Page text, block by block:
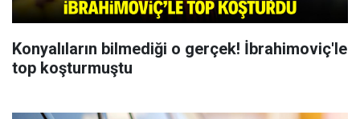
Konyalıların bilmediği o gerçek! İbrahimoviç'le
top koşturmuştu